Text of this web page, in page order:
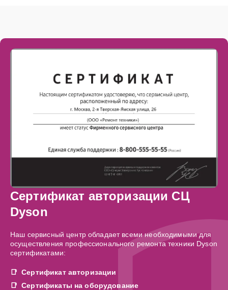
Сертификат авторизации СЦ
Dyson
Наш сервисный центр обладает всеми необходимыми для
осуществления профессионального ремонта техники Dyson
сертификатами:
Сертификат авторизации
Сертификаты на оборудование